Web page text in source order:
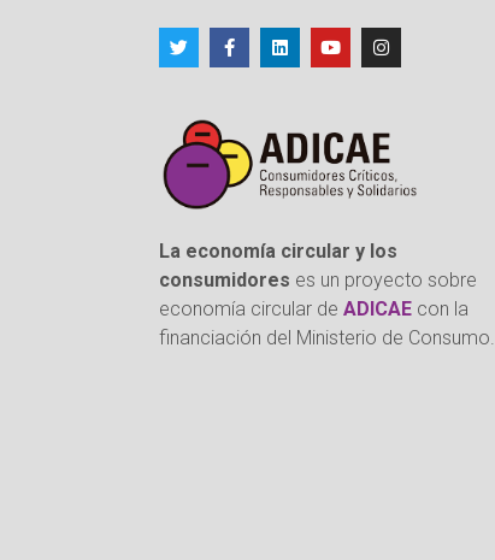
La economía circular y los
consumidores es un proyecto sobre
economía circular de ADICAE con la
financiación del Ministerio de Consumo.